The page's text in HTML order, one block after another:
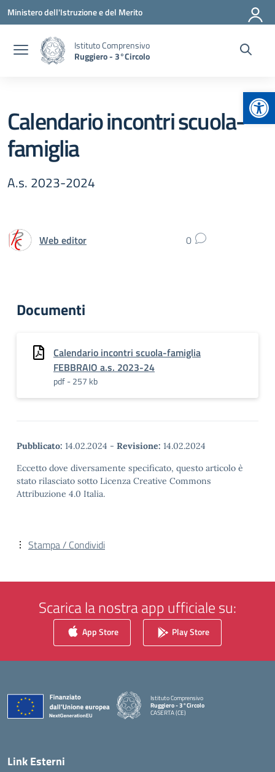
Vai ai contenuti
Vai al menu di navigazione
Vai al footer
Ministero dell'Istruzione e del Merito
Istituto Comprensivo
Ruggiero - 3°Circolo
Calendario incontri scuola-
famiglia
A.s. 2023-2024
Web editor 0
Documenti
Calendario incontri scuola-famiglia
FEBBRAIO a.s. 2023-24
pdf - 257 kb
Pubblicato: 14.02.2024 - Revisione: 14.02.2024
Eccetto dove diversamente specificato, questo articolo è
stato rilasciato sotto Licenza Creative Commons
Attribuzione 4.0 Italia.
Stampa / Condividi
Scarica la nostra app ufficiale su:
App Store Play Store
Istituto Comprensivo
Ruggiero - 3°Circolo
CASERTA (CE)
Link Esterni